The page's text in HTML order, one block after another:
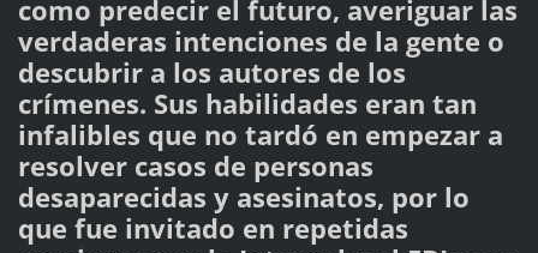
como predecir el futuro, averiguar las
verdaderas intenciones de la gente o
descubrir a los autores de los
crímenes. Sus habilidades eran tan
infalibles que no tardó en empezar a
resolver casos de personas
desaparecidas y asesinatos, por lo
que fue invitado en repetidas